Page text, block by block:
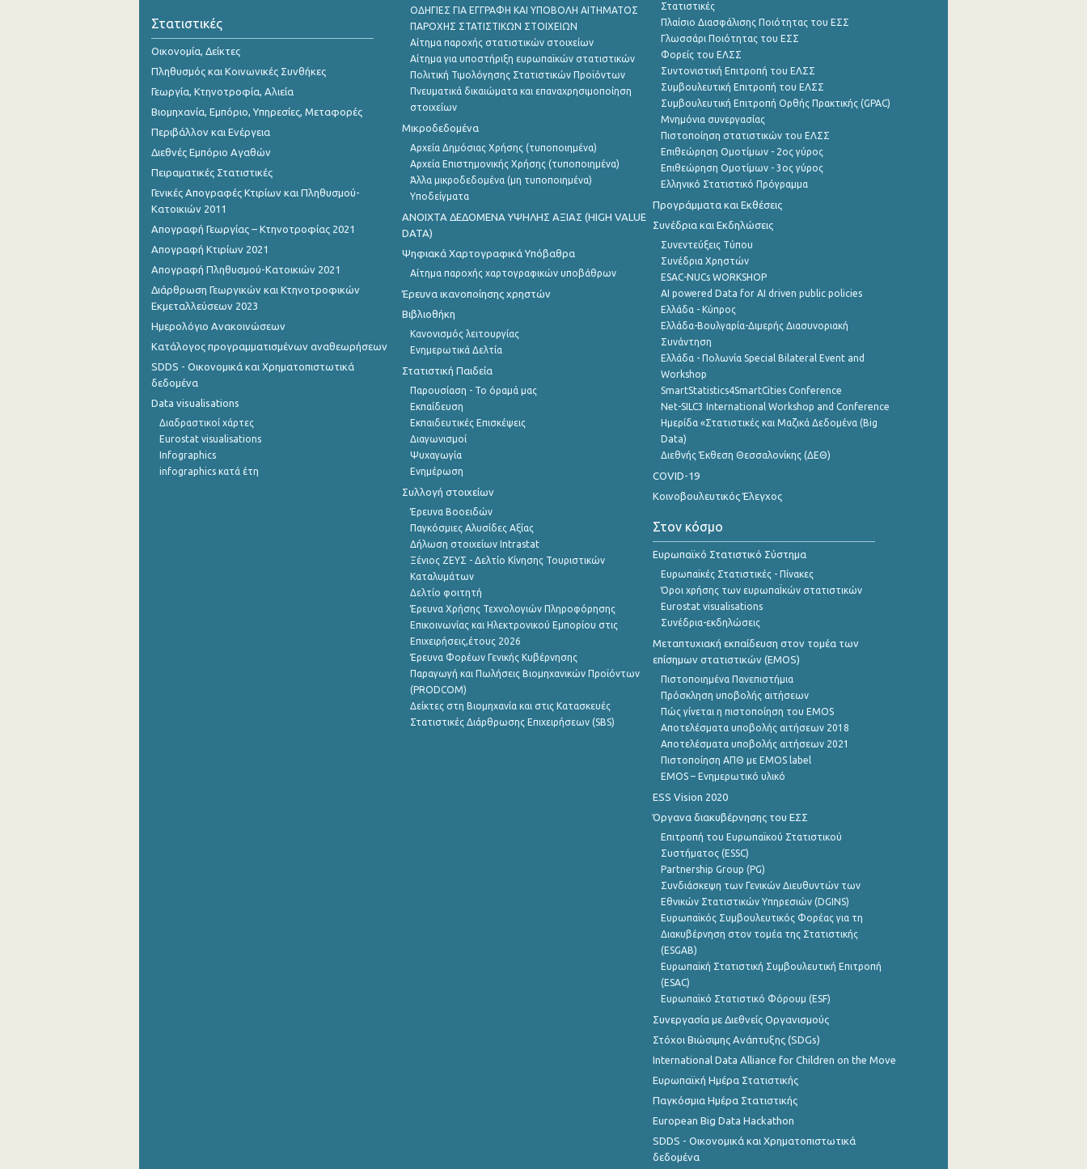
Στατιστικές
Οικονομία, Δείκτες
Πληθυσμός και Κοινωνικές Συνθήκες
Γεωργία, Κτηνοτροφία, Αλιεία
Βιομηχανία, Εμπόριο, Υπηρεσίες, Μεταφορές
Περιβάλλον και Ενέργεια
Διεθνές Εμπόριο Αγαθών
Πειραματικές Στατιστικές
Γενικές Απογραφές Κτιρίων και Πληθυσμού-
Κατοικιών 2011
Απογραφή Γεωργίας – Κτηνοτροφίας 2021
Απογραφή Κτιρίων 2021
Απογραφή Πληθυσμού-Κατοικιών 2021
Διάρθρωση Γεωργικών και Κτηνοτροφικών
Εκμεταλλεύσεων 2023
Ημερολόγιο Ανακοινώσεων
Κατάλογος προγραμματισμένων αναθεωρήσεων
SDDS - Οικονομικά και Χρηματοπιστωτικά
δεδομένα
Data visualisations
Διαδραστικοί χάρτες
Eurostat visualisations
Infographics
infographics κατά έτη
ΟΔΗΓΙΕΣ ΓΙΑ ΕΓΓΡΑΦΗ ΚΑΙ ΥΠΟΒΟΛΗ ΑΙΤΗΜΑΤΟΣ
ΠΑΡΟΧΗΣ ΣΤΑΤΙΣΤΙΚΩΝ ΣΤΟΙΧΕΙΩΝ
Αίτημα παροχής στατιστικών στοιχείων
Αίτημα για υποστήριξη ευρωπαϊκών στατιστικών
Πολιτική Τιμολόγησης Στατιστικών Προϊόντων
Πνευματικά δικαιώματα και επαναχρησιμοποίηση
στοιχείων
Μικροδεδομένα
Αρχεία Δημόσιας Χρήσης (τυποποιημένα)
Αρχεία Επιστημονικής Χρήσης (τυποποιημένα)
Άλλα μικροδεδομένα (μη τυποποιημένα)
Υποδείγματα
ANOIXTA ΔΕΔΟΜΕΝΑ ΥΨΗΛΗΣ ΑΞΙΑΣ (HIGH VALUE
DATA)
Ψηφιακά Χαρτογραφικά Υπόβαθρα
Αίτημα παροχής χαρτογραφικών υποβάθρων
Έρευνα ικανοποίησης χρηστών
Βιβλιοθήκη
Κανονισμός λειτουργίας
Ενημερωτικά Δελτία
Στατιστική Παιδεία
Παρουσίαση - Το όραμά μας
Εκπαίδευση
Εκπαιδευτικές Επισκέψεις
Διαγωνισμοί
Ψυχαγωγία
Ενημέρωση
Συλλογή στοιχείων
Έρευνα Βοοειδών
Παγκόσμιες Αλυσίδες Αξίας
Δήλωση στοιχείων Intrastat
Ξένιος ΖΕΥΣ - Δελτίο Κίνησης Τουριστικών
Καταλυμάτων
Δελτίο φοιτητή
Έρευνα Χρήσης Τεχνολογιών Πληροφόρησης
Επικοινωνίας και Ηλεκτρονικού Εμπορίου στις
Επιχειρήσεις,έτους 2026
Έρευνα Φορέων Γενικής Κυβέρνησης
Παραγωγή και Πωλήσεις Βιομηχανικών Προϊόντων
(PRODCOM)
Δείκτες στη Βιομηχανία και στις Κατασκευές
Στατιστικές Διάρθρωσης Επιχειρήσεων (SBS)
Στατιστικές
Πλαίσιο Διασφάλισης Ποιότητας του ΕΣΣ
Γλωσσάρι Ποιότητας του ΕΣΣ
Φορείς του ΕΛΣΣ
Συντονιστική Επιτροπή του ΕΛΣΣ
Συμβουλευτική Επιτροπή του ΕΛΣΣ
Συμβουλευτική Επιτροπή Ορθής Πρακτικής (GPAC)
Μνημόνια συνεργασίας
Πιστοποίηση στατιστικών του ΕΛΣΣ
Επιθεώρηση Ομοτίμων - 2ος γύρος
Επιθεώρηση Ομοτίμων - 3ος γύρος
Ελληνικό Στατιστικό Πρόγραμμα
Προγράμματα και Εκθέσεις
Συνέδρια και Εκδηλώσεις
Συνεντεύξεις Τύπου
Συνέδρια Χρηστών
ESAC-NUCs WORKSHOP
AI powered Data for AI driven public policies
Ελλάδα - Κύπρος
Ελλάδα-Βουλγαρία-Διμερής Διασυνοριακή
Συνάντηση
Ελλάδα - Πολωνία Special Bilateral Event and
Workshop
SmartStatistics4SmartCities Conference
Net-SILC3 International Workshop and Conference
Ημερίδα «Στατιστικές και Μαζικά Δεδομένα (Big
Data)
Διεθνής Έκθεση Θεσσαλονίκης (ΔΕΘ)
COVID-19
Κοινοβουλευτικός Έλεγχος
Στον κόσμο
Ευρωπαϊκό Στατιστικό Σύστημα
Ευρωπαϊκές Στατιστικές - Πίνακες
Όροι χρήσης των ευρωπαΪκών στατιστικών
Eurostat visualisations
Συνέδρια-εκδηλώσεις
Μεταπτυχιακή εκπαίδευση στον τομέα των
επίσημων στατιστικών (EMOS)
Πιστοποιημένα Πανεπιστήμια
Πρόσκληση υποβολής αιτήσεων
Πώς γίνεται η πιστοποίηση του EMOS
Αποτελέσματα υποβολής αιτήσεων 2018
Αποτελέσματα υποβολής αιτήσεων 2021
Πιστοποίηση ΑΠΘ με EMOS label
EMOS – Ενημερωτικό υλικό
ESS Vision 2020
Όργανα διακυβέρνησης του ΕΣΣ
Επιτροπή του Ευρωπαϊκού Στατιστικού
Συστήματος (ESSC)
Partnership Group (PG)
Συνδιάσκεψη των Γενικών Διευθυντών των
Εθνικών Στατιστικών Υπηρεσιών (DGINS)
Ευρωπαϊκός Συμβουλευτικός Φορέας για τη
Διακυβέρνηση στον τομέα της Στατιστικής
(ESGAB)
Ευρωπαϊκή Στατιστική Συμβουλευτική Επιτροπή
(ESAC)
Ευρωπαϊκό Στατιστικό Φόρουμ (ESF)
Συνεργασία με Διεθνείς Οργανισμούς
Στόχοι Βιώσιμης Ανάπτυξης (SDGs)
International Data Alliance for Children on the Move
Ευρωπαϊκή Ημέρα Στατιστικής
Παγκόσμια Ημέρα Στατιστικής
European Big Data Hackathon
SDDS - Οικονομικά και Χρηματοπιστωτικά
δεδομένα